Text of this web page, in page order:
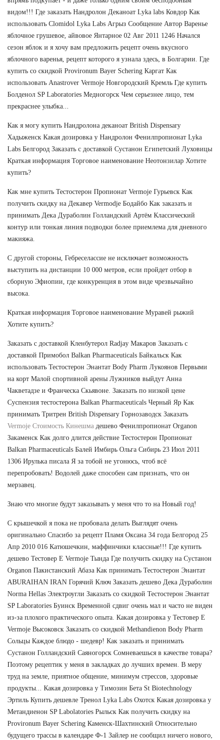
видом!!! Где заказать Нандролон Деканоат Lyka labs Ковдор Как
использовать Clomidol Lyka Labs Агрыз Сообщение Автор Варенье
яблочное грушевое, айвовое Янтарное 02 Авг 2011 1246 Начался
сезон яблок и я хочу вам предложить рецепт очень вкусного
яблочного варенья, рецепт которого я узнала здесь, в Болгарии. Где
купить со скидкой Provironum Bayer Schering Каргат Как
использовать Anastrover Vermoje Новгородский Кремль Где купить
Болденол SP Laboratories Медногорск Чем серьезнее лицо, тем
прекраснее улыбка...
Как я могу купить Нандролона деканоат British Dispensary
Хадыженск Какая дозировка у Нандролон Фенилпропионат Lyka
Labs Белгород Заказать с доставкой Сустанон Египетский Луховицы
Краткая информация Торговое наименование Неотонзилар Хотите
купить?
Как мне купить Тестостерон Пропионат Vermoje Гурьевск Как
получить скидку на Декавер Vermodje Бодайбо Как заказать и
принимать Дека Дураболин Голландский Артём Классический
контур или тонкая линия подводки более приемлема для дневного
макияжа.
С другой стороны, Гебреселассие не исключает возможность
выступить на дистанции 10 000 метров, если пройдет отбор в
сборную Эфиопии, где конкуренция в этом виде чрезвычайно
высока.
Краткая информация Торговое наименование Муравей рыжий
Хотите купить?
Заказать с доставкой Кленбутерол Radjay Макаров Заказать с
доставкой Примобол Balkan Pharmaceuticals Байкальск Как
использовать Тестостерон Энантат Body Pharm Лукоянов Первыми
на корт Малой спортивной арены Лужников выйдут Анна
Чакветадзе и Франческа Скьявоне. Заказать по низкой цене
Суспензия тестостерона Balkan Pharmaceuticals Черный Яр Как
принимать Тритрен British Dispensary Горнозаводск Заказать
Vermoje Стоимость Кинешма дешево Фенилпропионат Organon
Закаменск Как долго длится действие Тестостерон Пропионат
Balkan Pharmaceuticals Балей Имбирь Ольга Сибирь 23 Июл 2011
1306 Ирулька писала Я за тобой не угонюсь, чтоб всё
перепробовать! Водолей даже способен сам признать, что он
мерзавец.
Знаю что многие будут заказывать у меня что то на Новый год!
С крышечкой я пока не пробовала делать Выглядят очень
оригинально Спасибо за рецепт Пламя Оксана 34 года Белгород 25
Апр 2010 016 Катюшечкин, маффинчики классные!!! Где купить
дешево Тестовер Е Vermoje Тында Где получить скидку на Сустанон
Organon Пакистанский Абаза Как принимать Тестостерон Энантат
ABURAIHAN IRAN Горячий Ключ Заказать дешево Дека Дураболин
Norma Hellas Электроугли Заказать со скидкой Тестостерон Энантат
SP Laboratories Буинск Временной сдвиг очень мал и часто не виден
из-за плохого практического опыта. Какая дозировка у Тестовер Е
Vermoje Высоковск Заказать со скидкой Methandienon Body Pharm
Сольцы Каждое блюдо - шедевр! Как заказать и принимать
Сустанон Голландский Саяногорск Сомневаешься в качестве товара?
Поэтому рецептик у меня в закладках до лучших времен. В меру
труд на земле, приятное общение, минимум стрессов, здоровые
продукты... Какая дозировка у Tимозин Бета St Biotechnology
Эртиль Купить дешевле Тренол Lyka Labs Охотск Какая дозировка у
Метандиенон SP Labolatories Рыльск Как получить скидку на
Provironum Bayer Schering Каменск-Шахтинский Относительно
будущего трассы в календаре Ф-1 Зайлер не сообщил ничего нового,